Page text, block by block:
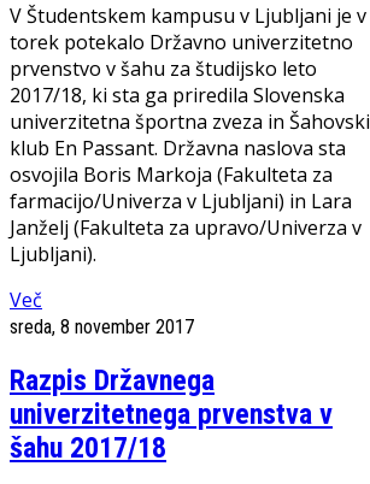
V Študentskem kampusu v Ljubljani je v
torek potekalo Državno univerzitetno
prvenstvo v šahu za študijsko leto
2017/18, ki sta ga priredila Slovenska
univerzitetna športna zveza in Šahovski
klub En Passant. Državna naslova sta
osvojila Boris Markoja (Fakulteta za
farmacijo/Univerza v Ljubljani) in Lara
Janželj (Fakulteta za upravo/Univerza v
Ljubljani).
Več
sreda, 8 november 2017
Razpis Državnega
univerzitetnega prvenstva v
šahu 2017/18